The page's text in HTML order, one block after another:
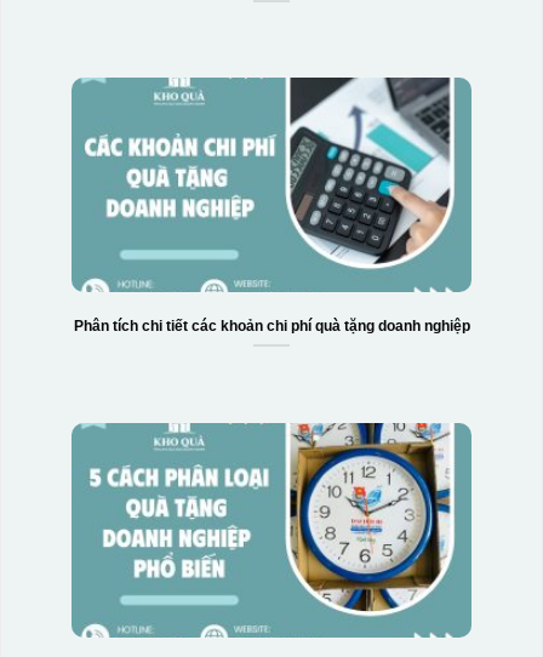
Phân tích chi tiết các khoản chi phí quà tặng doanh nghiệp